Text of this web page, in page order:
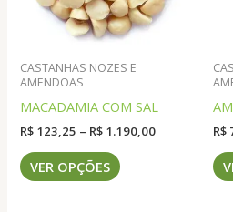
CASTANHAS NOZES E
AMENDOAS
MACADAMIA COM SAL
R$ 123,25 – R$ 1.190,00Faixa
VER OPÇÕES produto
R$